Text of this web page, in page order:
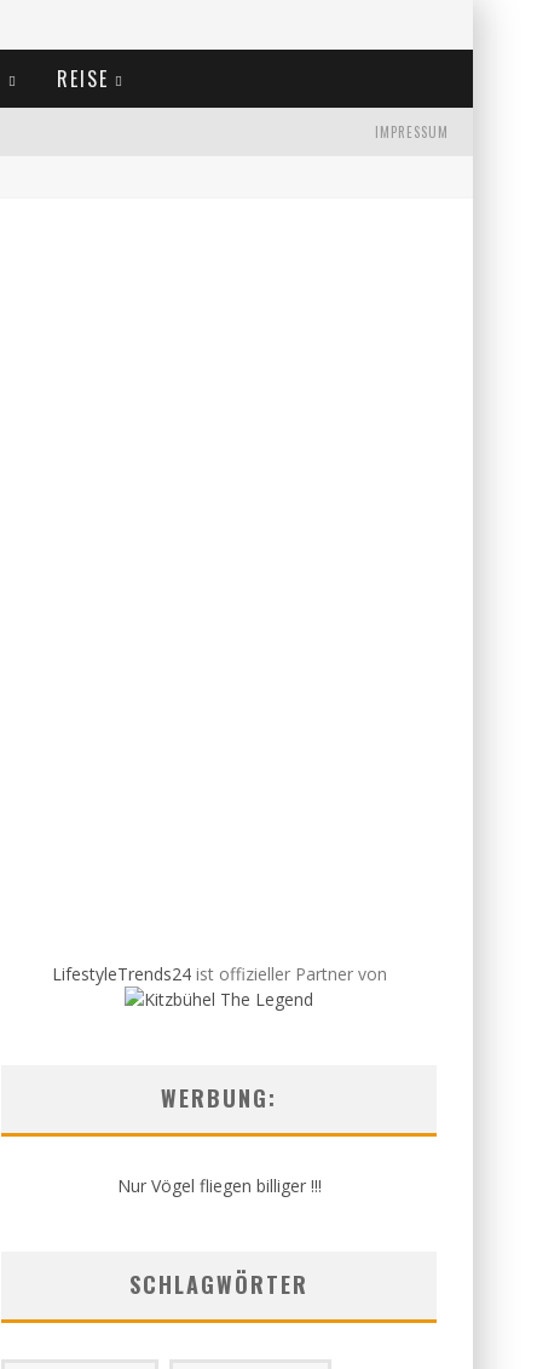
REISE
IMPRESSUM
LifestyleTrends24ist offizieller Partner von
WERBUNG:
Nur Vögel fliegen billiger !!!
SCHLAGWÖRTER